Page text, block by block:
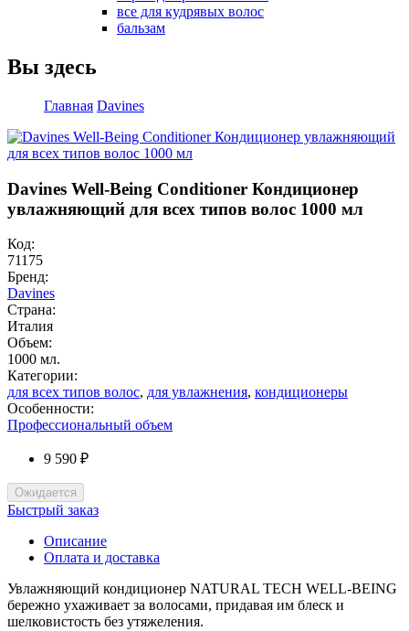
все для кудрявых волос
бальзам
Вы здесь
Главная Davines
Davines Well-Being Conditioner Кондиционер
увлажняющий для всех типов волос 1000 мл
Код:
71175
Бренд:
Davines
Страна:
Италия
Объем:
1000 мл.
Категории:
для всех типов волос, для увлажнения, кондиционеры
Особенности:
Профессиональный объем
9 590 ₽
Ожидается
Быстрый заказ
Описание
Оплата и доставка
Увлажняющий кондиционер NATURAL TECH WELL-BEING
бережно ухаживает за волосами, придавая им блеск и
шелковистость без утяжеления.